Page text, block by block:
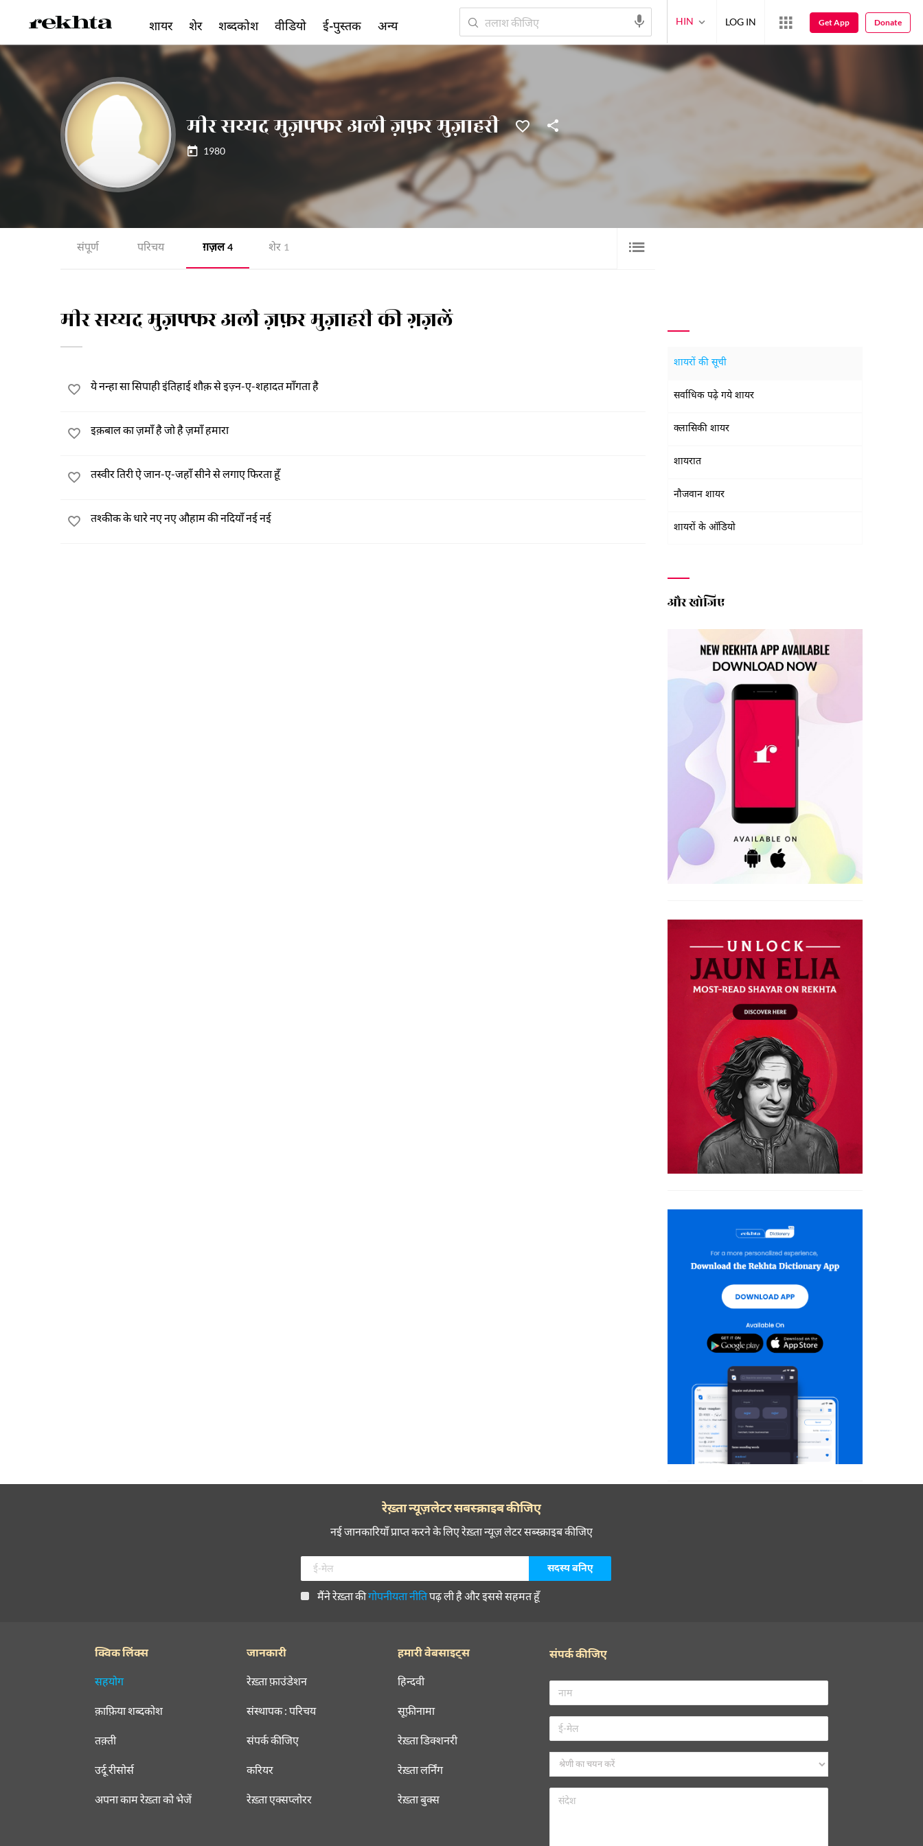
मीर सय्यद मुज़फ्फर अली ज़फ़र मुज़ाहरी
1980
संपूर्ण परिचय ग़ज़ल 4 शेर 1
मीर सय्यद मुज़फ्फर अली ज़फ़र मुज़ाहरी की ग़ज़लें
ये नन्हा सा सिपाही इंतिहाई शौक़ से इज़्न-ए-शहादत माँगता है
इक़बाल का ज़माँ है जो है ज़माँ हमारा
तस्वीर तिरी ऐ जान-ए-जहाँ सीने से लगाए फिरता हूँ
तश्कीक के धारे नए नए औहाम की नदियाँ नई नई
शायरों की सूची
सर्वाधिक पढ़े गये शायर
क्लासिकी शायर
शायरात
नौजवान शायर
शायरों के ऑडियो
और खोजिए
शायर शेर शब्दकोश वीडियो ई-पुस्तक अन्य HIN LOG IN Get App Donate
रेख़्ता न्यूज़लेटर सबस्क्राइब कीजिए
नई जानकारियाँ प्राप्त करने के लिए रेख़्ता न्यूज़ लेटर सब्स्क्राइब कीजिए
मैंने रेख़्ता कीगोपनीयता नीतिपढ़ ली है और इससे सहमत हूँ
क्विक लिंक्स
सहयोग
क़ाफ़िया शब्दकोश
तक़्ती
उर्दू रीसोर्स
अपना काम रेख़्ता को भेजें
जानकारी
रेख़्ता फ़ाउंडेशन
संस्थापक : परिचय
संपर्क कीजिए
करियर
रेख़्ता एक्सप्लोरर
हमारी वेबसाइट्स
हिन्दवी
सूफ़ीनामा
रेख़्ता डिक्शनरी
रेख़्ता लर्निंग
रेख़्ता बुक्स
संपर्क कीजिए